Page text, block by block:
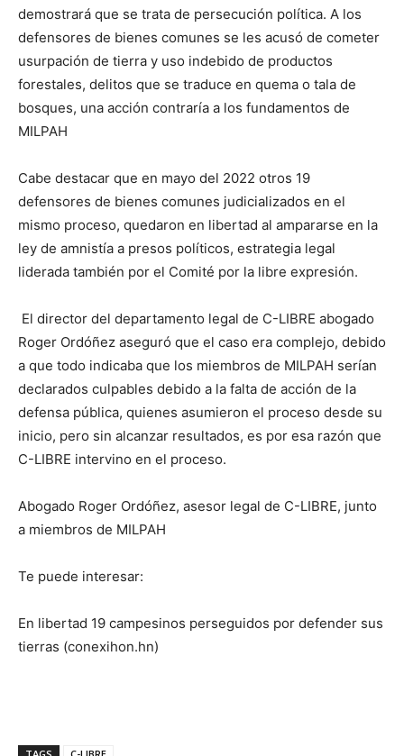
demostrará que se trata de persecución política. A los
defensores de bienes comunes se les acusó de cometer
usurpación de tierra y uso indebido de productos
forestales, delitos que se traduce en quema o tala de
bosques, una acción contraría a los fundamentos de
MILPAH
Cabe destacar que en mayo del 2022 otros 19
defensores de bienes comunes judicializados en el
mismo proceso, quedaron en libertad al ampararse en la
ley de amnistía a presos políticos, estrategia legal
liderada también por el Comité por la libre expresión.
El director del departamento legal de C-LIBRE abogado
Roger Ordóñez aseguró que el caso era complejo, debido
a que todo indicaba que los miembros de MILPAH serían
declarados culpables debido a la falta de acción de la
defensa pública, quienes asumieron el proceso desde su
inicio, pero sin alcanzar resultados, es por esa razón que
C-LIBRE intervino en el proceso.
Abogado Roger Ordóñez, asesor legal de C-LIBRE, junto
a miembros de MILPAH
Te puede interesar:
En libertad 19 campesinos perseguidos por defender sus
tierras (conexihon.hn)